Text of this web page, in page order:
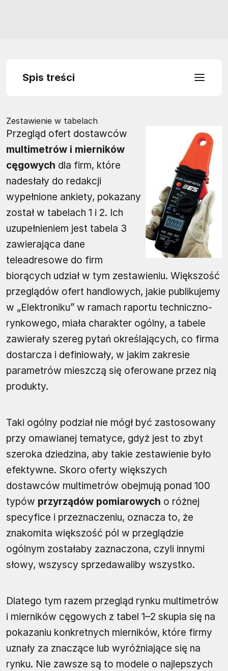
Spis treści
Zestawienie w tabelach
Przegląd ofert dostawców
multimetrów i mierników
cęgowych dla firm, które
nadesłały do redakcji
wypełnione ankiety, pokazany
został w tabelach 1 i 2. Ich
uzupełnieniem jest tabela 3
zawierająca dane
teleadresowe do firm
biorących udział w tym zestawieniu. Większość
przeglądów ofert handlowych, jakie publikujemy
w „Elektroniku” w ramach raportu techniczno-
rynkowego, miała charakter ogólny, a tabele
zawierały szereg pytań określających, co firma
dostarcza i definiowały, w jakim zakresie
parametrów mieszczą się oferowane przez nią
produkty.
Taki ogólny podział nie mógł być zastosowany
przy omawianej tematyce, gdyż jest to zbyt
szeroka dziedzina, aby takie zestawienie było
efektywne. Skoro oferty większych
dostawców multimetrów obejmują ponad 100
typów przyrządów pomiarowych o różnej
specyfice i przeznaczeniu, oznacza to, że
znakomita większość pól w przeglądzie
ogólnym zostałaby zaznaczona, czyli innymi
słowy, wszyscy sprzedawaliby wszystko.
Dlatego tym razem przegląd rynku multimetrów
i mierników cęgowych z tabel 1–2 skupia się na
pokazaniu konkretnych mierników, które firmy
uznały za znaczące lub wyróżniające się na
rynku. Nie zawsze są to modele o najlepszych